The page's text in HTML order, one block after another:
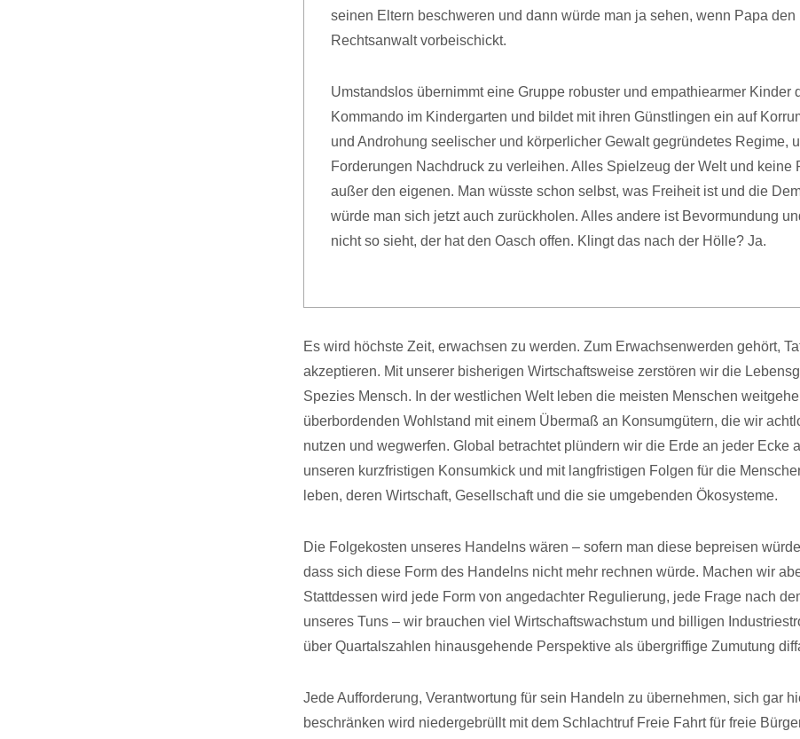
seinen Eltern beschweren und dann würde man ja sehen, wenn Papa den
Rechtsanwalt vorbeischickt.
Umstandslos übernimmt eine Gruppe robuster und empathiearmer Kinder
Kommando im Kindergarten und bildet mit ihren Günstlingen ein auf
und Androhung seelischer und körperlicher Gewalt gegründetes Regime,
Forderungen Nachdruck zu verleihen. Alles Spielzeug der Welt und keine
außer den eigenen. Man wüsste schon selbst, was Freiheit ist und die
würde man sich jetzt auch zurückholen. Alles andere ist Bevormundung
nicht so sieht, der hat den Oasch offen. Klingt das nach der Hölle? Ja.
Es wird höchste Zeit, erwachsen zu werden. Zum Erwachsenwerden gehört,
akzeptieren. Mit unserer bisherigen Wirtschaftsweise zerstören wir die
Spezies Mensch. In der westlichen Welt leben die meisten Menschen
überbordenden Wohlstand mit einem Übermaß an Konsumgütern, die wir
nutzen und wegwerfen. Global betrachtet plündern wir die Erde an jeder Ecke
unseren kurzfristigen Konsumkick und mit langfristigen Folgen für die
leben, deren Wirtschaft, Gesellschaft und die sie umgebenden Ökosysteme.
Die Folgekosten unseres Handelns wären – sofern man diese bepreisen
dass sich diese Form des Handelns nicht mehr rechnen würde. Machen wir
Stattdessen wird jede Form von angedachter Regulierung, jede Frage nach
unseres Tuns – wir brauchen viel Wirtschaftswachstum und billigen
über Quartalszahlen hinausgehende Perspektive als übergriffige Zumutung
Jede Aufforderung, Verantwortung für sein Handeln zu übernehmen, sich gar
beschränken wird niedergebrüllt mit dem Schlachtruf Freie Fahrt für freie